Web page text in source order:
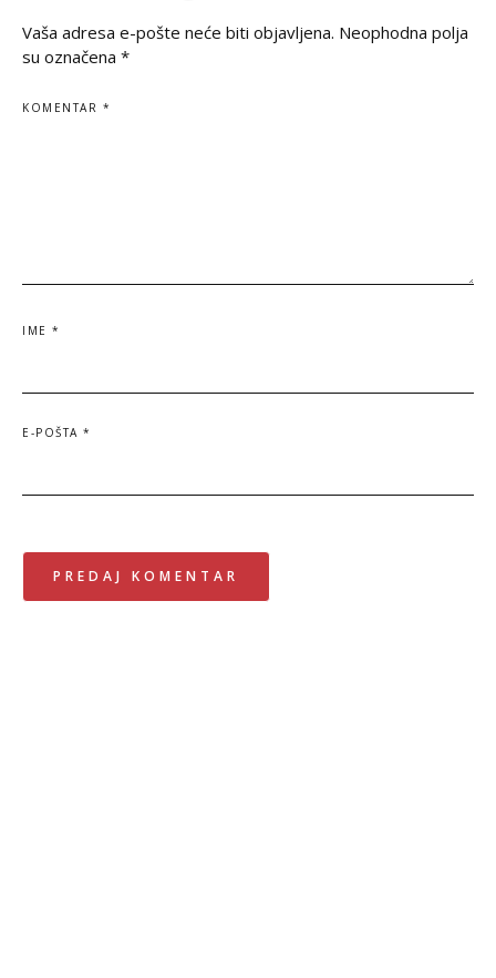
Vaša adresa e-pošte neće biti objavljena. Neophodna polja
su označena *
KOMENTAR *
IME *
E-POŠTA *